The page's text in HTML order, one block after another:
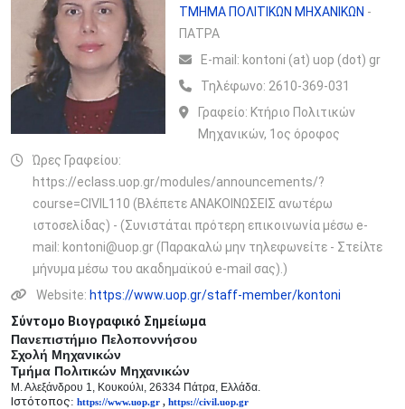
ΤΜΗΜΑ ΠΟΛΙΤΙΚΩΝ ΜΗΧΑΝΙΚΩΝ -
ΠΑΤΡΑ
Ε-mail: kontoni (at) uop (dot) gr
Τηλέφωνο: 2610-369-031
Γραφείο: Κτήριο Πολιτικών
Μηχανικών, 1ος όροφος
Ώρες Γραφείου:
https://eclass.uop.gr/modules/announcements/?
course=CIVIL110 (Βλέπετε ΑΝΑΚΟΙΝΩΣΕΙΣ ανωτέρω
ιστοσελίδας) - (Συνιστάται πρότερη επικοινωνία μέσω e-
mail: kontoni@uop.gr (Παρακαλώ μην τηλεφωνείτε - Στείλτε
μήνυμα μέσω του ακαδημαϊκού e-mail σας).)
Website: https://www.uop.gr/staff-member/kontoni
Σύντομο Βιογραφικό Σημείωμα
Πανεπιστήμιο Πελοποννήσου
Σχολή Μηχανικών
Τμήμα Πολιτικών Μηχανικών
Μ. Αλεξάνδρου 1, Κουκούλι, 26334 Πάτρα, Ελλάδα.
Ιστότοπος: https://www.uop.gr , https://civil.uop.gr